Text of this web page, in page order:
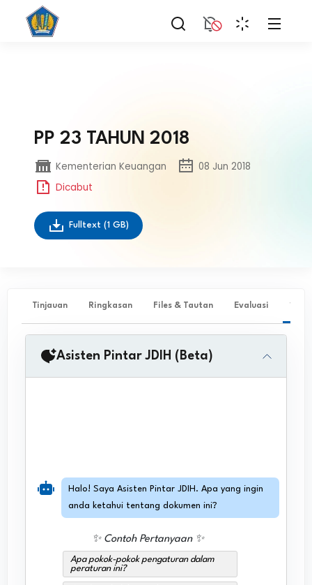
PP 23 TAHUN 2018
Kementerian Keuangan
08 Jun 2018
Dicabut
Fulltext (1 GB)
Tinjauan Ringkasan Files & Tautan Evaluasi ✨
Asisten Pintar JDIH (Beta)
✨ Contoh Pertanyaan ✨
Apa pokok-pokok pengaturan dalam
peraturan ini?
Halo! Saya Asisten Pintar JDIH. Apa yang ingin
anda ketahui tentang dokumen ini?